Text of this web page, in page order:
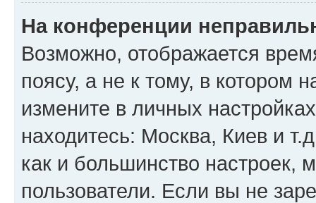
На конференции
Возможно, отображается
поясу, а не к тому, в котором
измените в личных
находитесь: Москва, Киев и
как и большинство настроек,
пользователи. Если вы не